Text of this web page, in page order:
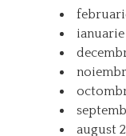
ianuarie
august